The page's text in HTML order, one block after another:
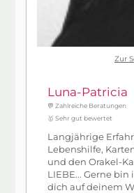
Zur
Luna-Patricia
💬 Zahlreiche Beratungen
🥇 Sehr gut bewertet
Langjährige
Lebenshilfe,
und den Orakel-
LIEBE... Gerne
dich auf deinem